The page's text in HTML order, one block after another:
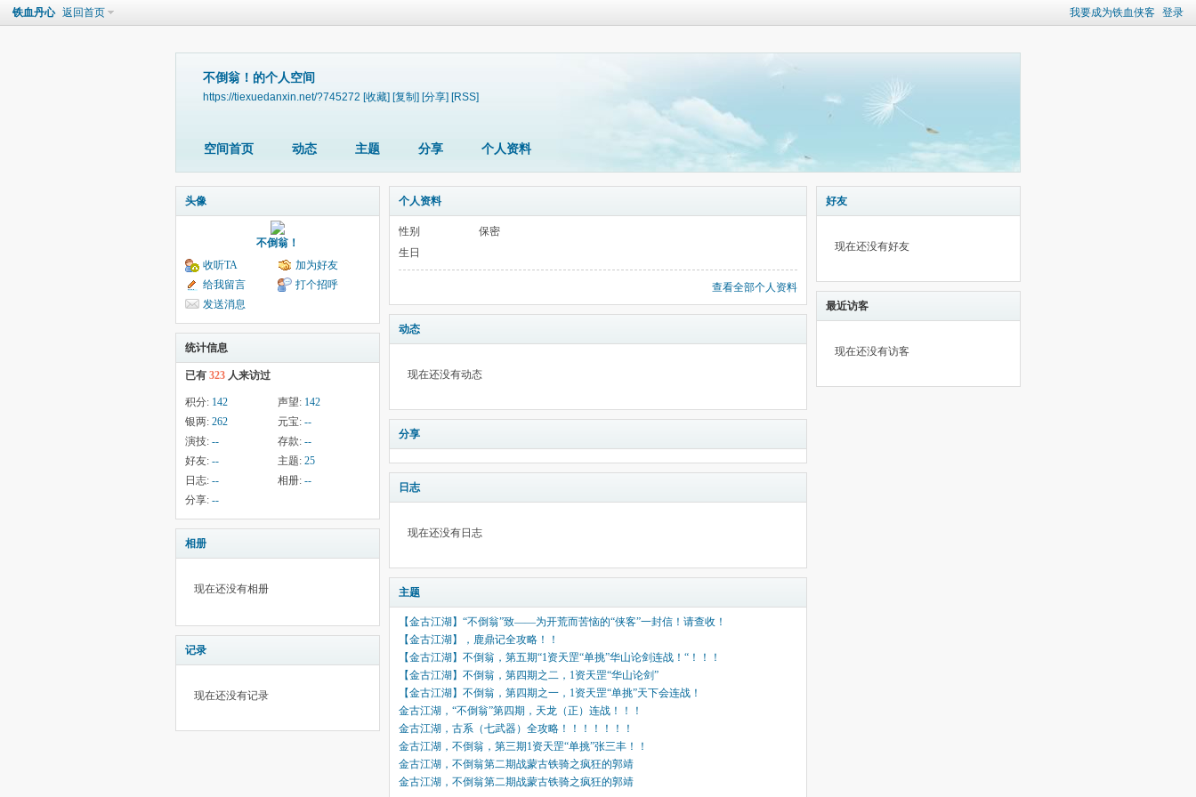
我要成为铁血侠客 登录
铁血丹心 返回首页
不倒翁！的个人空间
https://tiexuedanxin.net/?745272 [收藏] [复制] [分享] [RSS]
空间首页 动态 主题 分享 个人资料
头像
不倒翁！
收听TA
加为好友
给我留言
打个招呼
发送消息
统计信息
已有 323 人来访过
积分: 142 声望: 142
银两: 262 元宝: --
演技: -- 存款: --
好友: -- 主题: 25
日志: -- 相册: --
分享: --
相册
现在还没有相册
记录
现在还没有记录
个人资料
性别
保密
生日
查看全部个人资料
动态
现在还没有动态
分享
日志
现在还没有日志
主题
【金古江湖】“不倒翁”致——为开荒而苦恼的“侠客”一封信！请查收！
【金古江湖】，鹿鼎记全攻略！！
【金古江湖】不倒翁，第五期“1资天罡“单挑”华山论剑连战！“！！！
【金古江湖】不倒翁，第四期之二，1资天罡“华山论剑”
【金古江湖】不倒翁，第四期之一，1资天罡“单挑”天下会连战！
金古江湖，“不倒翁”第四期，天龙（正）连战！！！
金古江湖，古系（七武器）全攻略！！！！！！！
金古江湖，不倒翁，第三期1资天罡“单挑”张三丰！！
金古江湖，不倒翁第二期战蒙古铁骑之疯狂的郭靖
金古江湖，不倒翁第二期战蒙古铁骑之疯狂的郭靖
好友
现在还没有好友
最近访客
现在还没有访客